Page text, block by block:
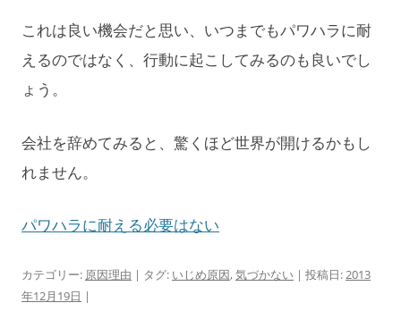
これは良い機会だと思い、いつまでもパワハラに耐
えるのではなく、行動に起こしてみるのも良いでし
ょう。
会社を辞めてみると、驚くほど世界が開けるかもし
れません。
パワハラに耐える必要はない
カテゴリー: 原因理由 | タグ: いじめ原因,気づかない | 投稿日:2013
年12月19日 |